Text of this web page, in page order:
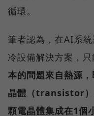
循環。
筆者認為，在AI系
冷設備解決方案，
本的問題來自熱源
晶體（transistor）
顆電晶體集成在1個